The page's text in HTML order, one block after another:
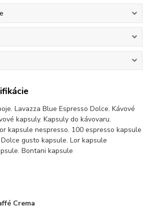
Lavazza Blue Espresso Dolce. Kávové
kapsuly. Kapsuly do kávovaru.
kapsule nespresso. 100 espresso kapsule
gusto kapsule. Lor kapsule
Bontani kapsule
Crema